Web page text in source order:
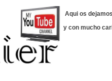
Aqui os
y con mucho